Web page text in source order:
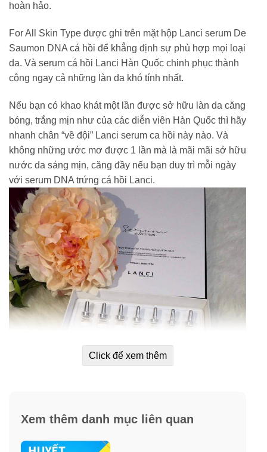
hoàn hảo.
For All Skin Type được ghi trên mặt hộp Lanci serum De
Saumon DNA cá hồi để khẳng định sự phù hợp mọi loại
da. Và serum cá hồi Lanci Hàn Quốc chinh phục thành
công ngay cả những làn da khó tính nhất.
Nếu bạn có khao khát một lần được sở hữu làn da căng
bóng, trắng mịn như của các diễn viên Hàn Quốc thì hãy
nhanh chân “về đội” Lanci serum ca hồi này nào. Và
không những ước mơ được 1 lần mà là mãi mãi sở hữu
nước da sáng mịn, căng đầy nếu bạn duy trì mỗi ngày
với serum DNA trứng cá hồi Lanci.
Click để xem thêm
Xem thêm danh mục liên quan